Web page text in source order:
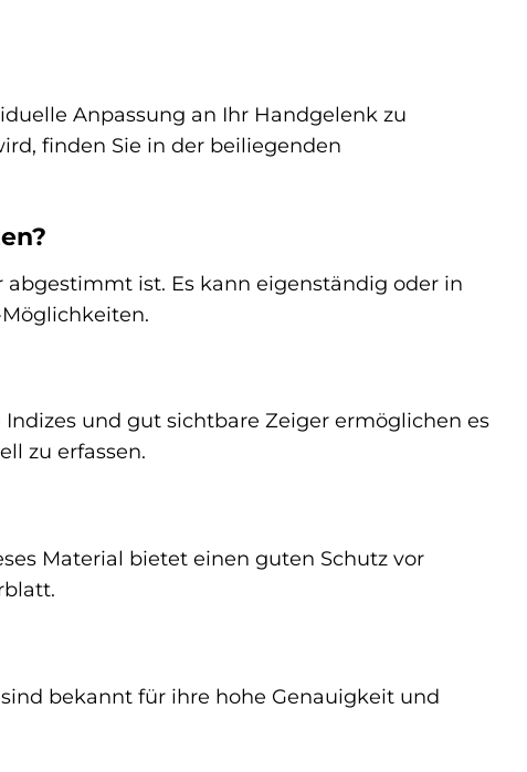
Anpassung an Ihr Handgelenk zu
finden Sie in der beiliegenden
ist. Es kann eigenständig oder in
und gut sichtbare Zeiger ermöglichen es
zu erfassen.
Material bietet einen guten Schutz vor
bekannt für ihre hohe Genauigkeit und